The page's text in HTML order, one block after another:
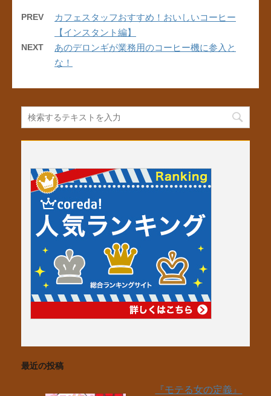
e
b
o
er e
st
PREV
カフェスタッフおすすめ！おいしいコーヒー
【インスタント編】
NEXT
あのデロンギが業務用のコーヒー機に参入と
な！
最近の投稿
『モテる女の定義』